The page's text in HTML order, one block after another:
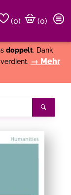
(0)
(0)
doppelt. Dank
→ Mehr